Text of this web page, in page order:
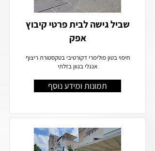
שביל גישה לבית פרטי קיבוץ
אפק
חיפוי בטון פולימרי דקורטיבי בטקסטורת ריצוף
אנגלי בגוון בזלתי
תמונות ומידע נוסף